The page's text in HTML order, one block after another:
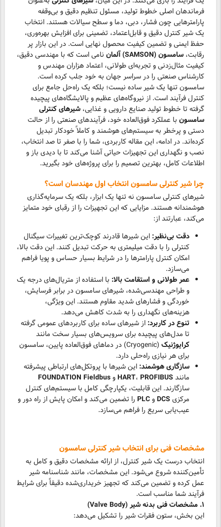
فرماندهان اصلی خطوط تولید، مسئول تنظیم دقیق و بی‌وقفه
پارامترهایی چون فشار، دبی، دما و سطح سیالات هستند. انتخاب
یک شیر کنترل دقیق و قابل‌اعتماد، تضمینی برای افزایش بهره‌وری،
حفظ ایمنی و تضمین کیفیت محصول نهایی است. در این بازار پر
رقابت، سامسون (SAMSON) آلمان
نامی است که با مهندسی دقیق،
کیفیت مثال‌زدنی و تجربه‌ای طولانی، اعتماد هزاران مهندس و
کارشناس صنعتی را در سراسر جهان به خود جلب کرده است.
سامسون تنها یک شیر ساده نیست؛ بلکه یک راه‌حل جامع برای
کنترل فرآیند است. از نیروگاه‌های عظیم و پالایشگاه‌های پیچیده
گرفته تا خطوط تولید صنایع دارویی و غذایی، شیرهای کنترلی
سامسون با عملکرد فوق‌العاده خود، فرآیندهای صنعتی را از حالت
دستی و پرخطر به سیستم‌های هوشمند و کاملاً خودکار تبدیل
کرده‌اند. در ادامه، این مقاله کاربردی، شما را با صفر تا صد انتخاب،
نصب و نگهداری این تجهیزات حیاتی آشنا می‌کند تا با دیدی باز و
اطلاعات کامل، بهترین تصمیم را برای پروژه‌های خود بگیرید.
چرا شیر کنترلی سامسون انتخاب اول مهندسان است؟
شیرهای کنترلی سامسون نه تنها یک ابزار، بلکه یک سرمایه‌گذاری
هوشمندانه هستند. مزایایی که این تجهیزات را از رقبای خود متمایز
می‌کند، عبارتند از:
دقت بی‌نظیر: این شیرها قادرند کوچک‌ترین تغییرات سیگنال
کنترلی را با دقت میلیمتری به حرکت تبدیل کنند. این دقت بالا،
امکان کنترل پارامترها را در شرایط بسیار حساس و پویا فراهم
می‌سازد.
عمر طولانی و استقامت بالا: با استفاده از متریال‌های درجه یک
و طراحی مهندسی‌شده، شیرهای سامسون در برابر فرسایش،
خوردگی و فشارهای شدید مقاوم هستند. این ویژگی،
هزینه‌های نگهداری را به شدت کاهش می‌دهد.
تنوع در کاربرد: از شیرهای ساده برای کاربردهای عمومی گرفته
تا مدل‌های پیچیده برای سرویس‌های بسیار سخت مانند
کرایوژنیک
(Cryogenic) در دماهای فوق‌العاده پایین، سامسون
برای هر نیازی راه‌حلی دارد.
سازگاری هوشمند: این شیرها با پروتکل‌های ارتباطی پیشرفته
مانند
HART، PROFIBUS وFOUNDATION Fieldbus
سازگارند. این قابلیت، یکپارچگی کامل با سیستم‌های کنترل
مرکزی DCSوPLC را تضمین می‌کند و امکان پایش از راه دور و
عیب‌یابی سریع را فراهم می‌سازد.
مشخصات فنی برای انتخاب شیر کنترلی سامسون
انتخاب درست یک شیر کنترل، از ارائه مشخصات دقیق و کامل به
تأمین‌کننده شروع می‌شود. این مشخصات، مانند شناسنامه شیر
عمل کرده و تضمین می‌کند که تجهیز خریداری‌شده دقیقاً برای شرایط
فرآیند شما مناسب است.
۱. مشخصات فنی بدنه شیر (Valve Body)
این بخش، ستون فقرات شیر را تشکیل می‌دهد: